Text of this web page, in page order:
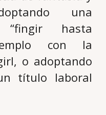
una
“fingir hasta
con la
o adoptando
título laboral